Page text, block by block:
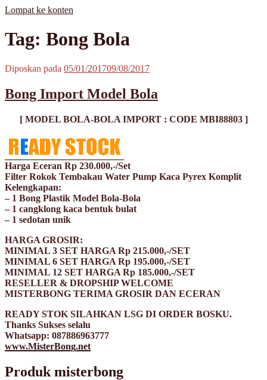
Lompat ke konten
MisterBong | www.misterbong.net | Specialist Penjualan Bong Dan
Cangklong Kaca Pyrex
misterbong | Distributor Specialist Penjualan Bong Kaca Pyrex Dan
Cangklong Kaca Pyrex Terpopuler Terlengkap Terpercaya No 1 Di
Asia | melayani Grosir Dan Eceran | Resseler Dan Agent Welcome |
| jual bong online | jual bong terpercaya | jual bong aman | jual bong
kaca pyrex | cangklong | cangklong kaca pyrex | jual cangklong |
| pipes | pyrex glass | kaca pyrex | pirek | paca pirek | pipet | pipet kaca
| pipet amoxan | jual pipet kaca | jual pipet online | timbangan |
timbangan digital | timbangan emas | scale | timbangan berlian |
Tag: Bong Bola
Diposkan pada 05/01/201709/08/2017
Bong Import Model Bola
[ MODEL BOLA-BOLA IMPORT : CODE MBI88803 ]
Harga Eceran Rp 230.000,-/Set
Filter Rokok Tembakau Water Pump Kaca Pyrex Komplit
Kelengkapan:
– 1 Bong Plastik Model Bola-Bola
– 1 cangklong kaca bentuk bulat
– 1 sedotan unik
HARGA GROSIR:
MINIMAL 3 SET HARGA Rp 215.000,-/SET
MINIMAL 6 SET HARGA Rp 195.000,-/SET
MINIMAL 12 SET HARGA Rp 185.000,-/SET
RESELLER & DROPSHIP WELCOME
MISTERBONG TERIMA GROSIR DAN ECERAN
READY STOK SILAHKAN LSG DI ORDER BOSKU.
Thanks Sukses selalu
Whatsapp: 087886963777
www.MisterBong.net
Produk misterbong